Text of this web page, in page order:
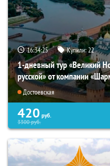
16:34:24 Купили:22
1-дневный тур «Великий
русской» от компании
Достоевская
420 руб.
3300руб.